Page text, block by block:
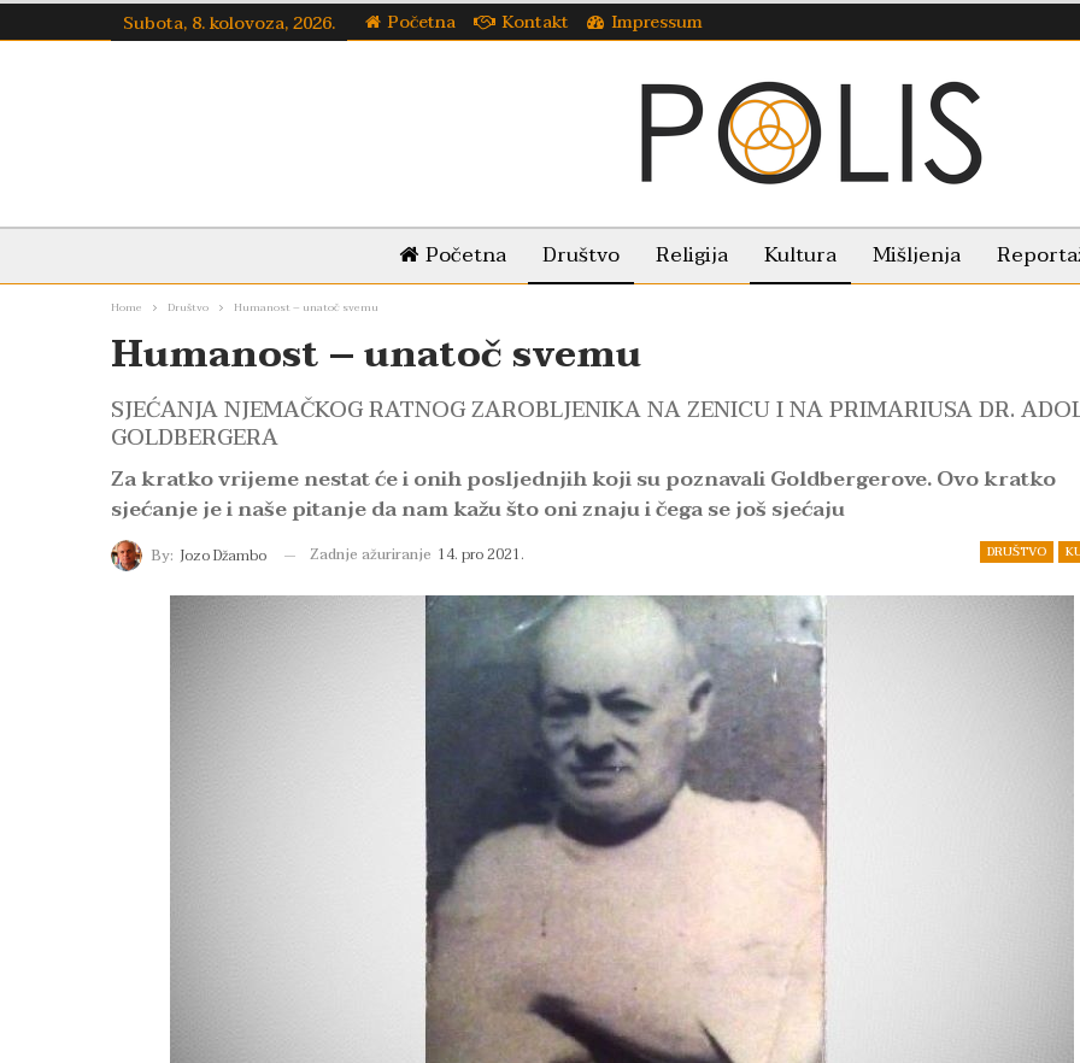
Subota, 8. kolovoza, 2026. Početna Kontakt Impressum
Početna Društvo Religija Kultura Mišljenja
Home Društvo Humanost – unatoč svemu
Humanost – unatoč svemu
SJEĆANJA NJEMAČKOG RATNOG ZAROBLJENIKA NA ZENICU I NA PRIMARIUSA DR.
GOLDBERGERA
Za kratko vrijeme nestat će i onih posljednjih koji su poznavali Goldbergerove. Ovo kratko
sjećanje je i naše pitanje da nam kažu što oni znaju i čega se još sjećaju
DRUŠTVO
By: Jozo Džambo Zadnje ažuriranje 14. pro 2021.